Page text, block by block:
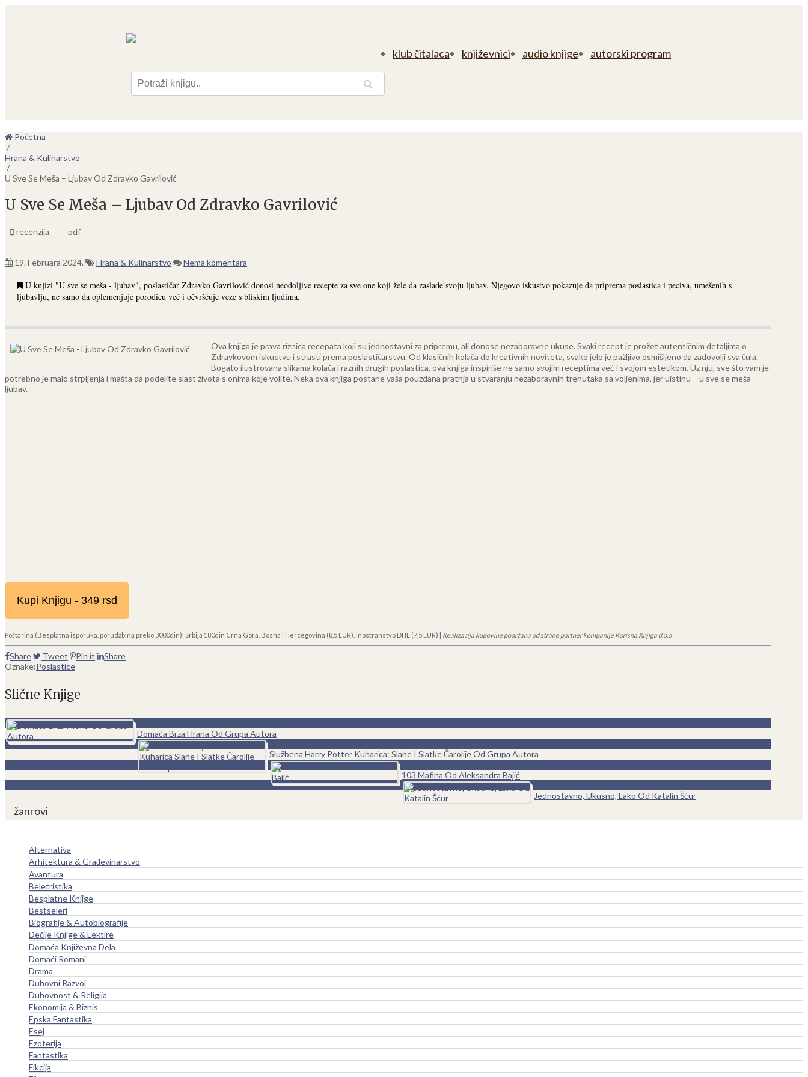
klub čitalaca književnici audio knjige autorski program
Početna
/
Hrana & Kulinarstvo
/
U Sve Se Meša – Ljubav Od Zdravko Gavrilović
U Sve Se Meša – Ljubav Od Zdravko Gavrilović
recenzija pdf
19. Februara 2024. Hrana & Kulinarstvo Nema komentara
U knjizi "U sve se meša - ljubav", poslastičar Zdravko Gavrilović donosi neodoljive recepte za sve one koji žele da zaslade svoju ljubav. Njegovo iskustvo pokazuje da priprema poslastica i peciva, umešenih s
ljubavlju, ne samo da oplemenjuje porodicu već i očvršćuje veze s bliskim ljudima.
Ova knjiga je prava riznica recepata koji su jednostavni za pripremu, ali donose nezaboravne ukuse. Svaki recept je prožet autentičnim detaljima o
Zdravkovom iskustvu i strasti prema poslastičarstvu. Od klasičnih kolača do kreativnih noviteta, svako jelo je pažljivo osmišljeno da zadovolji sva čula.
Bogato ilustrovana slikama kolača i raznih drugih poslastica, ova knjiga inspiriše ne samo svojim receptima već i svojom estetikom. Uz nju, sve što vam je
potrebno je malo strpljenja i mašta da podelite slast života s onima koje volite. Neka ova knjiga postane vaša pouzdana pratnja u stvaranju nezaboravnih trenutaka sa voljenima, jer uistinu – u sve se meša
ljubav.
Kupi Knjigu - 349 rsd
Poštarina (Besplatna isporuka, porudžbina preko 3000din): Srbija 180din Crna Gora, Bosna i Hercegovina (8,5 EUR), inostranstvo DHL (7,5 EUR) | Realizacija kupovine podržana od strane partner kompanije Korisna Knjiga d.o.o
Share Tweet Pin it
Share
Oznake:Poslastice
Slične Knjige
Domaća Brza Hrana Od Grupa Autora
Službena Harry Potter Kuharica: Slane I Slatke Čarolije Od Grupa Autora
103 Mafina Od Aleksandra Bajić
Jednostavno, Ukusno, Lako Od Katalin Šćur
žanrovi
Alternativa
Arhitektura & Građevinarstvo
Avantura
Beletristika
Besplatne Knjige
Bestseleri
Biografije & Autobiografije
Dečije Knjige & Lektire
Domaća Književna Dela
Domaći Romani
Drama
Duhovni Razvoj
Duhovnost & Religija
Ekonomija & Biznis
Epska Fantastika
Esej
Ezoterija
Fantastika
Fikcija